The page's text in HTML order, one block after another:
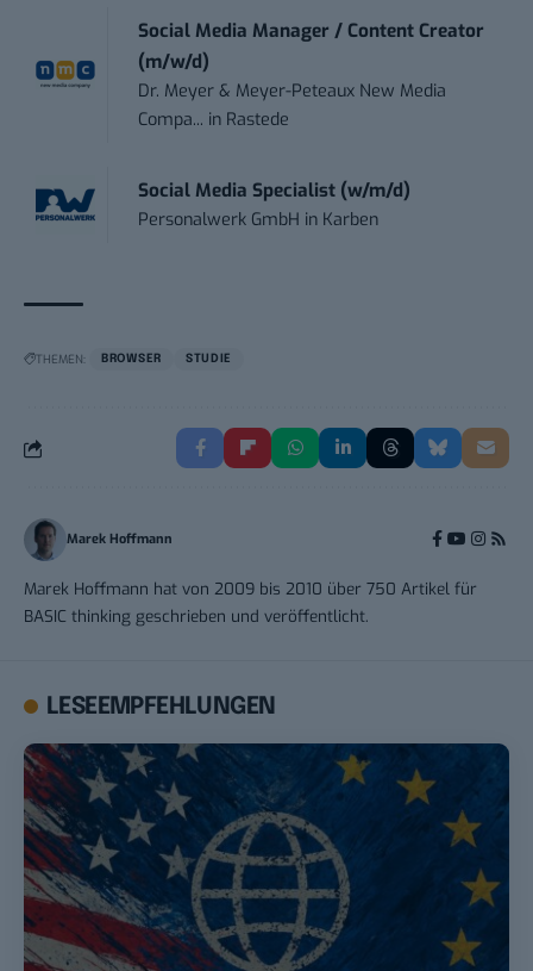
Social Media Manager / Content Creator
(m/w/d)
Dr. Meyer & Meyer-Peteaux New Media
Compa... in Rastede
Social Media Specialist (w/m/d)
Personalwerk GmbH in Karben
THEMEN: BROWSER STUDIE
Marek Hoffmann
Marek Hoffmann hat von 2009 bis 2010 über 750 Artikel für
BASIC thinking geschrieben und veröffentlicht.
LESEEMPFEHLUNGEN